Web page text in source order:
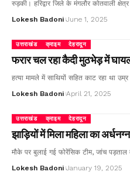
रुड़की। हरिद्वार जिले के मंगलौर कोतवाली क्षेत्र
Lokesh Badoni June 1, 2025
उत्तराखंड क्राइम देहरादून
फरार चल रहा कैदी मुठभेड़ में
हत्या मामले में साथियों सहित काट रहा था
Lokesh Badoni April 21, 2025
उत्तराखंड क्राइम देहरादून
झाड़ियों में मिला महिला का
मौके पर बुलाई गई फोरेंसिक टीम, जांच
Lokesh Badoni January 19, 2025